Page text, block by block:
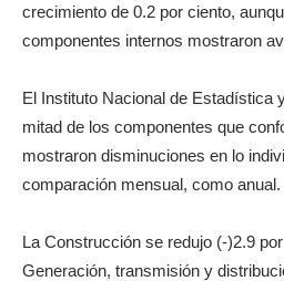
crecimiento de 0.2 por ciento,
componentes internos mostraron
El Instituto Nacional de Estadística
mitad de los componentes que
mostraron disminuciones en lo
comparación mensual, como anual.
La Construcción se redujo (-)2.9
Generación, transmisión y